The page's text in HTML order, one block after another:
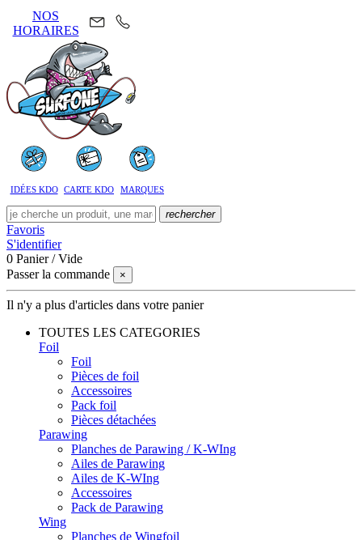
NOS
HORAIRES
IDÉES KDO CARTE KDO MARQUES
rechercher
Favoris
S'identifier
0 Panier /Vide
Passer la commande
×
Il n'y a plus d'articles dans votre panier
TOUTES LES CATEGORIES
Foil
Foil
Pièces de foil
Accessoires
Pack foil
Pièces détachées
Parawing
Planches de Parawing / K-WIng
Ailes de Parawing
Ailes de K-WIng
Accessoires
Pack de Parawing
Wing
Planches de Wingfoil